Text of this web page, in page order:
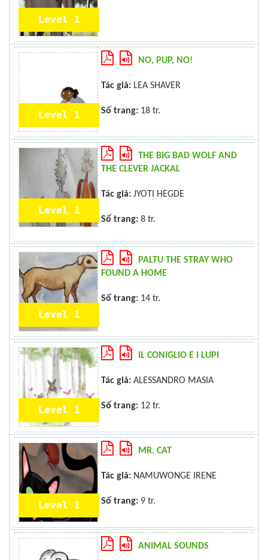
Level 1
Level 1
NO, PUP, NO!
Tác giả: LEA SHAVER
Số trang: 18 tr.
Level 1
THE BIG BAD WOLF AND
THE CLEVER JACKAL
Tác giả: JYOTI HEGDE
Số trang: 8 tr.
Level 1
PALTU THE STRAY WHO
FOUND A HOME
Số trang: 14 tr.
Level 1
IL CONIGLIO E I LUPI
Tác giả: ALESSANDRO MASIA
Số trang: 12 tr.
Level 1
MR. CAT
Tác giả: NAMUWONGE IRENE
Số trang: 9 tr.
ANIMAL SOUNDS